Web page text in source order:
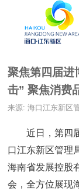
聚焦第四届进
击” 聚焦消费
来源: 海口江东新区
近日，第四
口江东新区管理
海南省发展控股
会，全方位展现